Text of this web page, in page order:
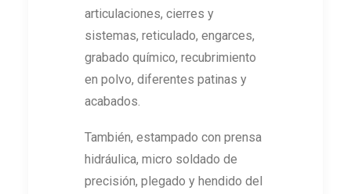
articulaciones, cierres y
sistemas, reticulado, engarces,
grabado químico, recubrimiento
en polvo, diferentes patinas y
acabados.
También, estampado con prensa
hidráulica, micro soldado de
precisión, plegado y hendido del